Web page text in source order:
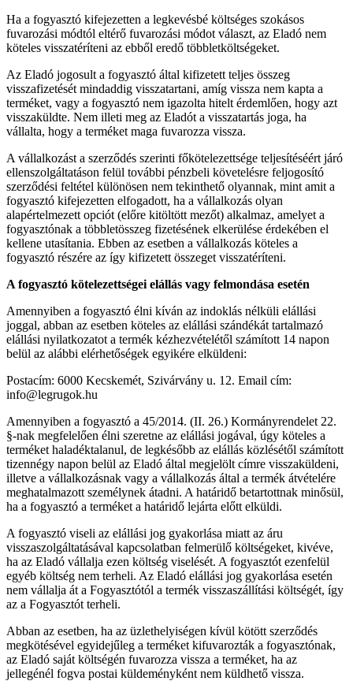
Ha a fogyasztó kifejezetten a legkevésbé költséges szokásos
fuvarozási módtól eltérő fuvarozási módot választ, az Eladó nem
köteles visszatéríteni az ebből eredő többletköltségeket.
Az Eladó jogosult a fogyasztó által kifizetett teljes összeg
visszafizetését mindaddig visszatartani, amíg vissza nem kapta a
terméket, vagy a fogyasztó nem igazolta hitelt érdemlően, hogy azt
visszaküldte. Nem illeti meg az Eladót a visszatartás joga, ha
vállalta, hogy a terméket maga fuvarozza vissza.
A vállalkozást a szerződés szerinti főkötelezettsége teljesítéséért járó
ellenszolgáltatáson felül további pénzbeli követelésre feljogosító
szerződési feltétel különösen nem tekinthető olyannak, mint amit a
fogyasztó kifejezetten elfogadott, ha a vállalkozás olyan
alapértelmezett opciót (előre kitöltött mezőt) alkalmaz, amelyet a
fogyasztónak a többletösszeg fizetésének elkerülése érdekében el
kellene utasítania. Ebben az esetben a vállalkozás köteles a
fogyasztó részére az így kifizetett összeget visszatéríteni.
A fogyasztó kötelezettségei elállás vagy felmondása esetén
Amennyiben a fogyasztó élni kíván az indoklás nélküli elállási
joggal, abban az esetben köteles az elállási szándékát tartalmazó
elállási nyilatkozatot a termék kézhezvételétől számított 14 napon
belül az alábbi elérhetőségek egyikére elküldeni:
Postacím: 6000 Kecskemét, Szivárvány u. 12. Email cím:
info@legrugok.hu
Amennyiben a fogyasztó a 45/2014. (II. 26.) Kormányrendelet 22.
§-nak megfelelően élni szeretne az elállási jogával, úgy köteles a
terméket haladéktalanul, de legkésőbb az elállás közlésétől számított
tizennégy napon belül az Eladó által megjelölt címre visszaküldeni,
illetve a vállalkozásnak vagy a vállalkozás által a termék átvételére
meghatalmazott személynek átadni. A határidő betartottnak minősül,
ha a fogyasztó a terméket a határidő lejárta előtt elküldi.
A fogyasztó viseli az elállási jog gyakorlása miatt az áru
visszaszolgáltatásával kapcsolatban felmerülő költségeket, kivéve,
ha az Eladó vállalja ezen költség viselését. A fogyasztót ezenfelül
egyéb költség nem terheli. Az Eladó elállási jog gyakorlása esetén
nem vállalja át a Fogyasztótól a termék visszaszállítási költségét, így
az a Fogyasztót terheli.
Abban az esetben, ha az üzlethelyiségen kívül kötött szerződés
megkötésével egyidejűleg a terméket kifuvarozták a fogyasztónak,
az Eladó saját költségén fuvarozza vissza a terméket, ha az
jellegénél fogva postai küldeményként nem küldhető vissza.